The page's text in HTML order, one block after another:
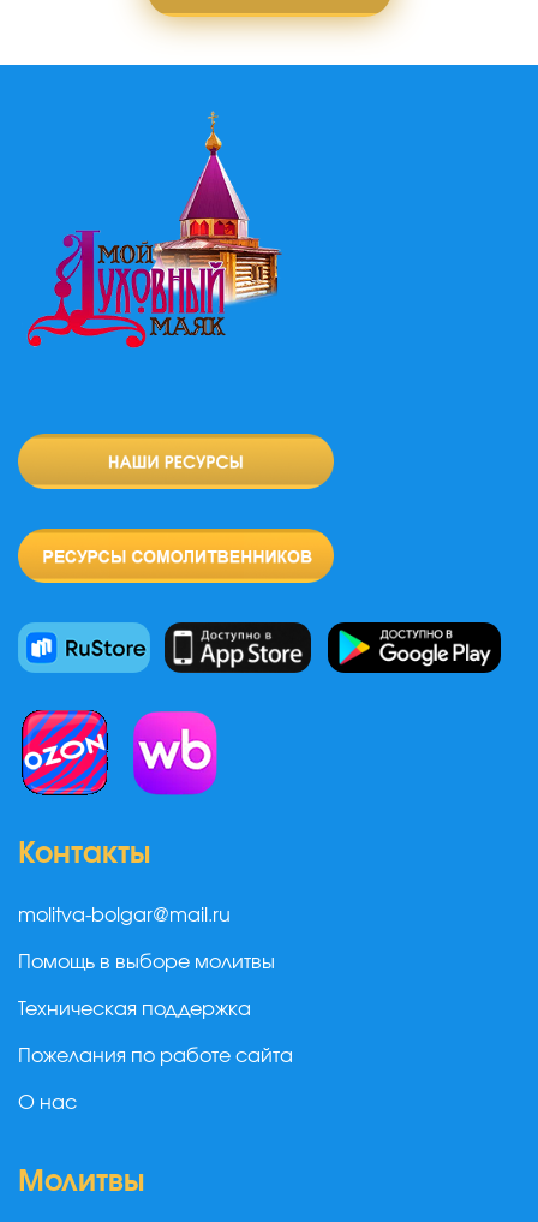
Контакты
molitva-bolgar@mail.ru
Помощь в выборе молитвы
Техническая поддержка
Пожелания по работе сайта
О нас
Молитвы